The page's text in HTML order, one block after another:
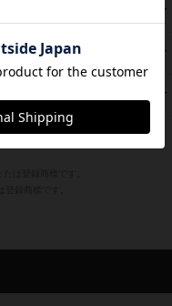
PT
PT
PT